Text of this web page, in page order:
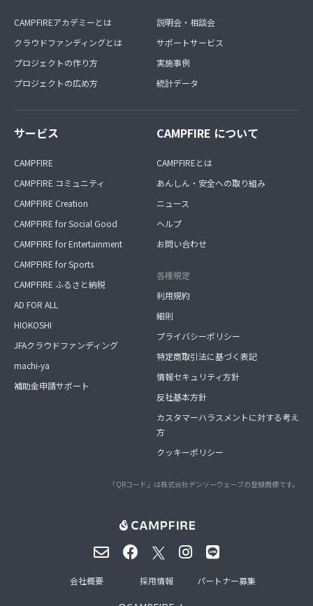
CAMPFIREアカデミーとは
クラウドファンディングとは
プロジェクトの作り方
プロジェクトの広め方
説明会・相談会
サポートサービス
実施事例
統計データ
サービス
CAMPFIRE
CAMPFIRE コミュニティ
CAMPFIRE Creation
CAMPFIRE for Social Good
CAMPFIRE for Entertainment
CAMPFIRE for Sports
CAMPFIRE ふるさと納税
AD FOR ALL
HIOKOSHI
JFAクラウドファンディング
machi-ya
補助金申請サポート
CAMPFIRE について
CAMPFIREとは
あんしん・安全への取り組み
ニュース
ヘルプ
お問い合わせ
各種規定
利用規約
細則
プライバシーポリシー
特定商取引法に基づく表記
情報セキュリティ方針
反社基本方針
カスタマーハラスメントに対する考え
方
クッキーポリシー
「QRコード」は株式会社デンソーウェーブの登録商標です。
会社概要 採用情報 パートナー募集